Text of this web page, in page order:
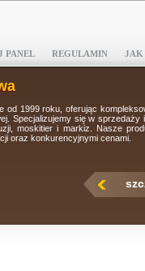
PANEL REGULAMIN JAK
kompleksowe usługi w zakresie
w sprzedaży i montażu okien,
Nasze produkty wyróżniają się
cenami.
szczegóły wpisu